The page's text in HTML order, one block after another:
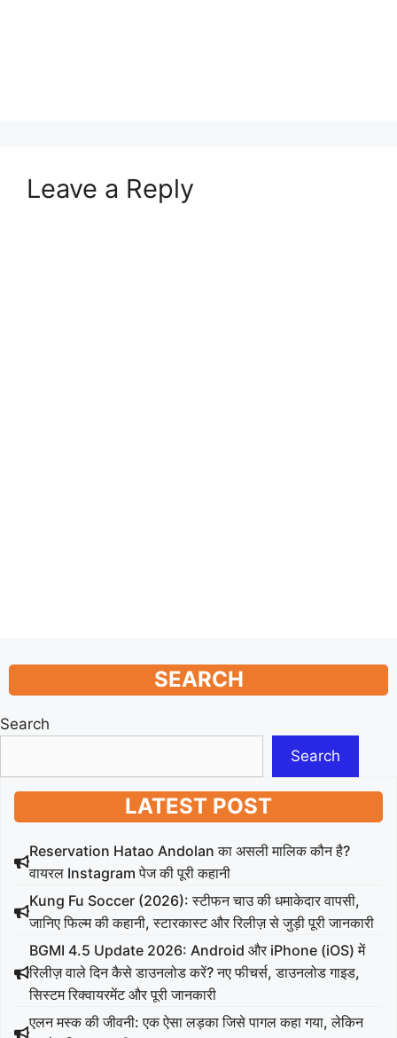
Leave a Reply
SEARCH
Search
Search
LATEST POST
Reservation Hatao Andolan का असली मालिक कौन है?
वायरल Instagram पेज की पूरी कहानी
Kung Fu Soccer (2026): स्टीफन चाउ की धमाकेदार वापसी,
जानिए फिल्म की कहानी, स्टारकास्ट और रिलीज़ से जुड़ी पूरी जानकारी
BGMI 4.5 Update 2026: Android और iPhone (iOS) में
रिलीज़ वाले दिन कैसे डाउनलोड करें? नए फीचर्स, डाउनलोड गाइड,
सिस्टम रिक्वायरमेंट और पूरी जानकारी
एलन मस्क की जीवनी: एक ऐसा लड़का जिसे पागल कहा गया, लेकिन